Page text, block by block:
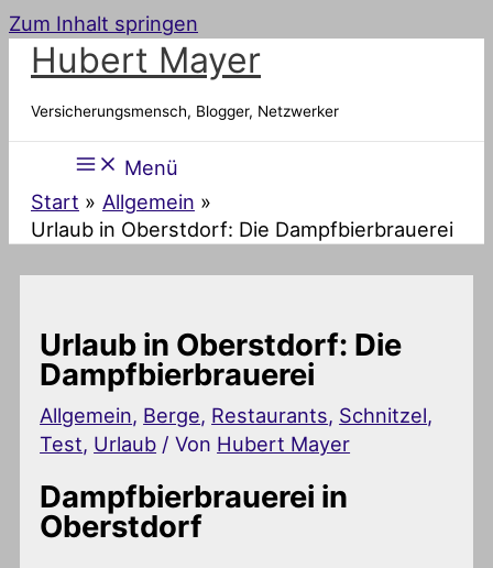
Zum Inhalt springen
Hubert Mayer
Versicherungsmensch, Blogger, Netzwerker
Menü
Start
Allgemein
Urlaub in Oberstdorf: Die Dampfbierbrauerei
Urlaub in Oberstdorf: Die
Dampfbierbrauerei
Allgemein, Berge, Restaurants, Schnitzel,
Test, Urlaub / Von Hubert Mayer
Dampfbierbrauerei in
Oberstdorf